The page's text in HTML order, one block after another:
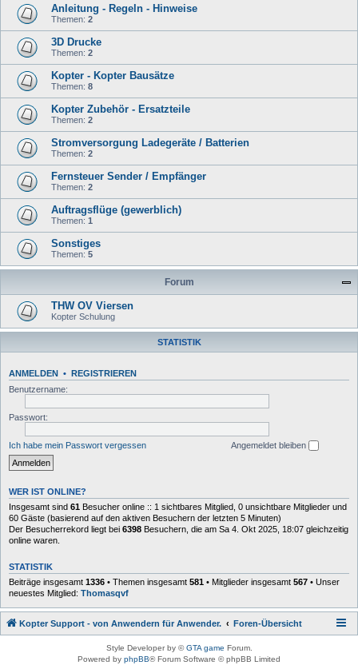
Anleitung - Regeln - Hinweise
Themen: 2
3D Drucke
Themen: 2
Kopter - Kopter Bausätze
Themen: 8
Kopter Zubehör - Ersatzteile
Themen: 2
Stromversorgung Ladegeräte / Batterien
Themen: 2
Fernsteuer Sender / Empfänger
Themen: 2
Auftragsflüge (gewerblich)
Themen: 1
Sonstiges
Themen: 5
Forum
THW OV Viersen
Kopter Schulung
STATISTIK
ANMELDEN • REGISTRIEREN
Benutzername:
Passwort:
Ich habe mein Passwort vergessen Angemeldet bleiben
WER IST ONLINE?
Insgesamt sind 61 Besucher online :: 1 sichtbares Mitglied, 0 unsichtbare Mitglieder und
60 Gäste (basierend auf den aktiven Besuchern der letzten 5 Minuten)
Der Besucherrekord liegt bei 6398 Besuchern, die am Sa 4. Okt 2025, 18:07 gleichzeitig
online waren.
STATISTIK
Beiträge insgesamt 1336 • Themen insgesamt 581 • Mitglieder insgesamt 567 • Unser
neuestes Mitglied: Thomasqvf
Kopter Support - von Anwendern für Anwender. Foren-Übersicht
Style Developer by ©GTA game Forum.
Powered by phpBB® Forum Software © phpBB Limited